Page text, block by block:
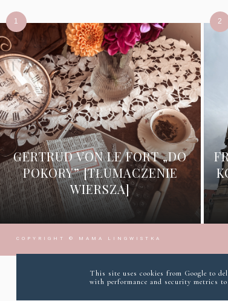
GERTRUD VON LE FORT „DO
POKORY” [TŁUMACZENIE
WIERSZA]
COPYRIGHT © MAMA LINGWISTKA
This site uses cookies from Google to
with performance and security metrics